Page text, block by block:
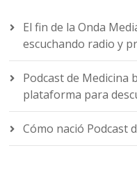
El fin de la Onda
escuchando radio y
Podcast de Medicina
plataforma para
Cómo nació Podcast